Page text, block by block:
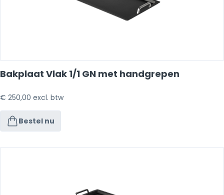
Bakplaat Vlak 1/1 GN met handgrepen
€ 250,00 excl. btw
Bestel nu